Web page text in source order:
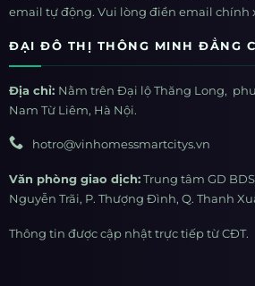
email tự động. Vui lòng điền email chính
ĐẠI ĐÔ THỊ THÔNG MINH ĐẲNG
Địa chỉ: Nằm trên Đại lộ Thăng Long,
Nam Từ Liêm, Hà Nội.
hotro@vinhomessmartcitys.vn
Văn phòng giao dịch:Trung tâm GD
Nguyễn Trãi, P. Thượng Đình, Q. Thanh
Thông tin được cập nhật trực tiếp từ CĐT.